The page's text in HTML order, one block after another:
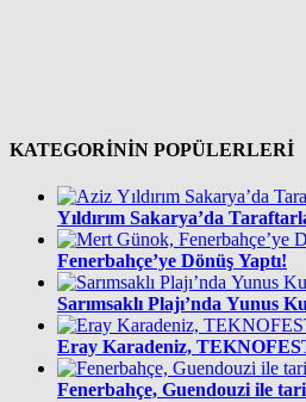
KATEGORİNİN POPÜLERLERİ
Yıldırım Sakarya’da
Fenerbahçe’ye Dönüş Yaptı!
Sarımsaklı Plajı’nda Yunus
Eray Karadeniz,
Fenerbahçe, Guendouzi ile